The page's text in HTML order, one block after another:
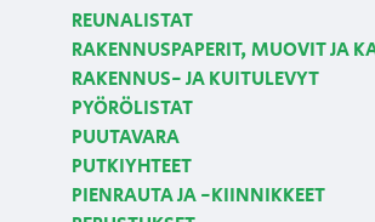
REUNALISTAT
RAKENNUSPAPERIT, MUOVIT JA
RAKENNUS- JA KUITULEVYT
PYÖRÖLISTAT
PUUTAVARA
PUTKIYHTEET
PIENRAUTA JA -KIINNIKKEET